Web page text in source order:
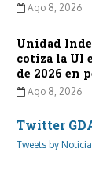
Ago 8, 2026
Unidad
cotiza la UI
de 2026 en
Ago 8, 2026
Twitter
Tweets by